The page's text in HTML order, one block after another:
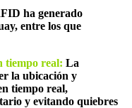
ha generado
entre los que
tiempo real: La
la ubicación y
tiempo real,
y evitando quiebres